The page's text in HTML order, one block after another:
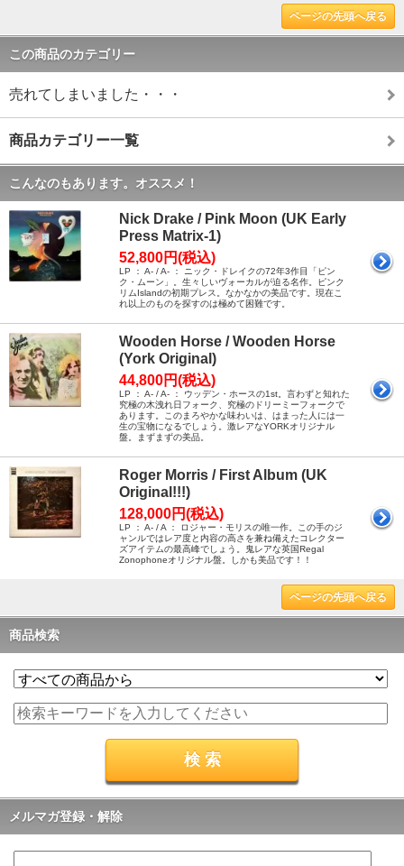
ページの先頭へ戻る
この商品のカテゴリー
売れてしまいました・・・
商品カテゴリー一覧
こんなのもあります。オススメ！
Nick Drake / Pink Moon (UK Early
Press Matrix-1)
52,800円(税込)
LP ： A- / A- ： ニック・ドレイクの72年3作目「ピン
ク・ムーン」。生々しいヴォーカルが迫る名作。ピンク
リムIslandの初期プレス。なかなかの美品です。現在こ
れ以上のものを探すのは極めて困難です。
Wooden Horse / Wooden Horse
(York Original)
44,800円(税込)
LP ： A- / A- ： ウッデン・ホースの1st。言わずと知れた
究極の木洩れ日フォーク、究極のドリーミーフォークで
あります。このまろやかな味わいは、はまった人には一
生の宝物になるでしょう。激レアなYORKオリジナル
盤。まずまずの美品。
Roger Morris / First Album (UK
Original!!!)
128,000円(税込)
LP ： A- / A ： ロジャー・モリスの唯一作。この手のジ
ャンルではレア度と内容の高さを兼ね備えたコレクター
ズアイテムの最高峰でしょう。鬼レアな英国Regal
Zonophoneオリジナル盤。しかも美品です！！
ページの先頭へ戻る
商品検索
メルマガ登録・解除